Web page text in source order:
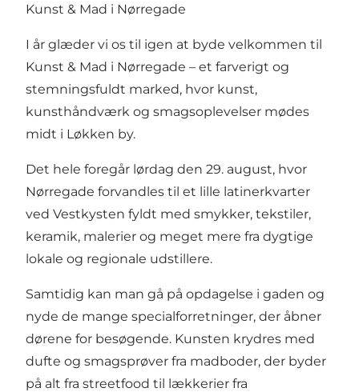
Kunst & Mad i Nørregade
I år glæder vi os til igen at byde velkommen til
Kunst & Mad i Nørregade – et farverigt og
stemningsfuldt marked, hvor kunst,
kunsthåndværk og smagsoplevelser mødes
midt i Løkken by.
Det hele foregår lørdag den 29. august, hvor
Nørregade forvandles til et lille latinerkvarter
ved Vestkysten fyldt med smykker, tekstiler,
keramik, malerier og meget mere fra dygtige
lokale og regionale udstillere.
Samtidig kan man gå på opdagelse i gaden og
nyde de mange specialforretninger, der åbner
dørene for besøgende. Kunsten krydres med
dufte og smagsprøver fra madboder, der byder
på alt fra streetfood til lækkerier fra